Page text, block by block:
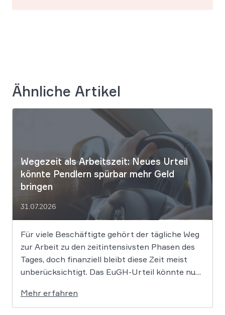
Ähnliche Artikel
Wegezeit als Arbeitszeit: Neues Urteil
könnte Pendlern spürbar mehr Geld
bringen
31.07.2026
Für viele Beschäftigte gehört der tägliche Weg
zur Arbeit zu den zeitintensivsten Phasen des
Tages, doch finanziell bleibt diese Zeit meist
unberücksichtigt. Das EuGH-Urteil könnte nun
vielen Arbeitnehmern den Weg zu einer
Vergütung der Wegezeit ebnen. Wer künftig
Mehr erfahren